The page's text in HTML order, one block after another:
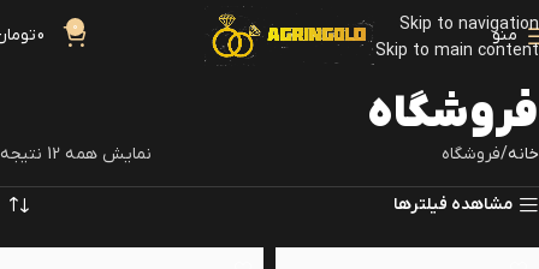
Skip to navigation
Skip to main content
منو 0
0
فروشگاه
خانه فروشگاه نمایش همه 12 نتیجه
مشاهده فیلترها